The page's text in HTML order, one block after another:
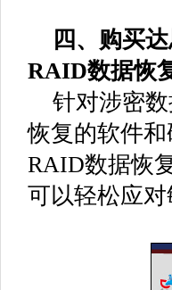
四、购买达
RAID数据恢
针对涉密数
恢复的软件
RAID数据恢
可以轻松应对